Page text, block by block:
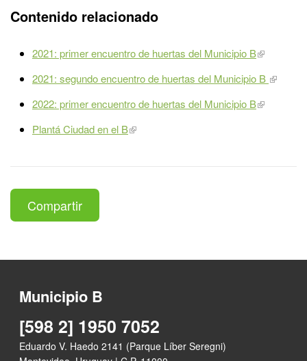
Contenido relacionado
2021: primer encuentro de huertas del Municipio B
2021: segundo encuentro de huertas del Municipio B
2022: primer encuentro de huertas del Municipio B
Plantá Ciudad en el B
Compartir
Municipio B
[598 2] 1950 7052
Eduardo V. Haedo 2141 (Parque Líber Seregni)